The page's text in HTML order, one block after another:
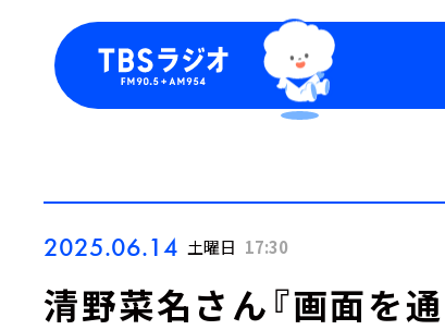
2025.06.14 土曜日 17:30
清野菜名さん『画面を